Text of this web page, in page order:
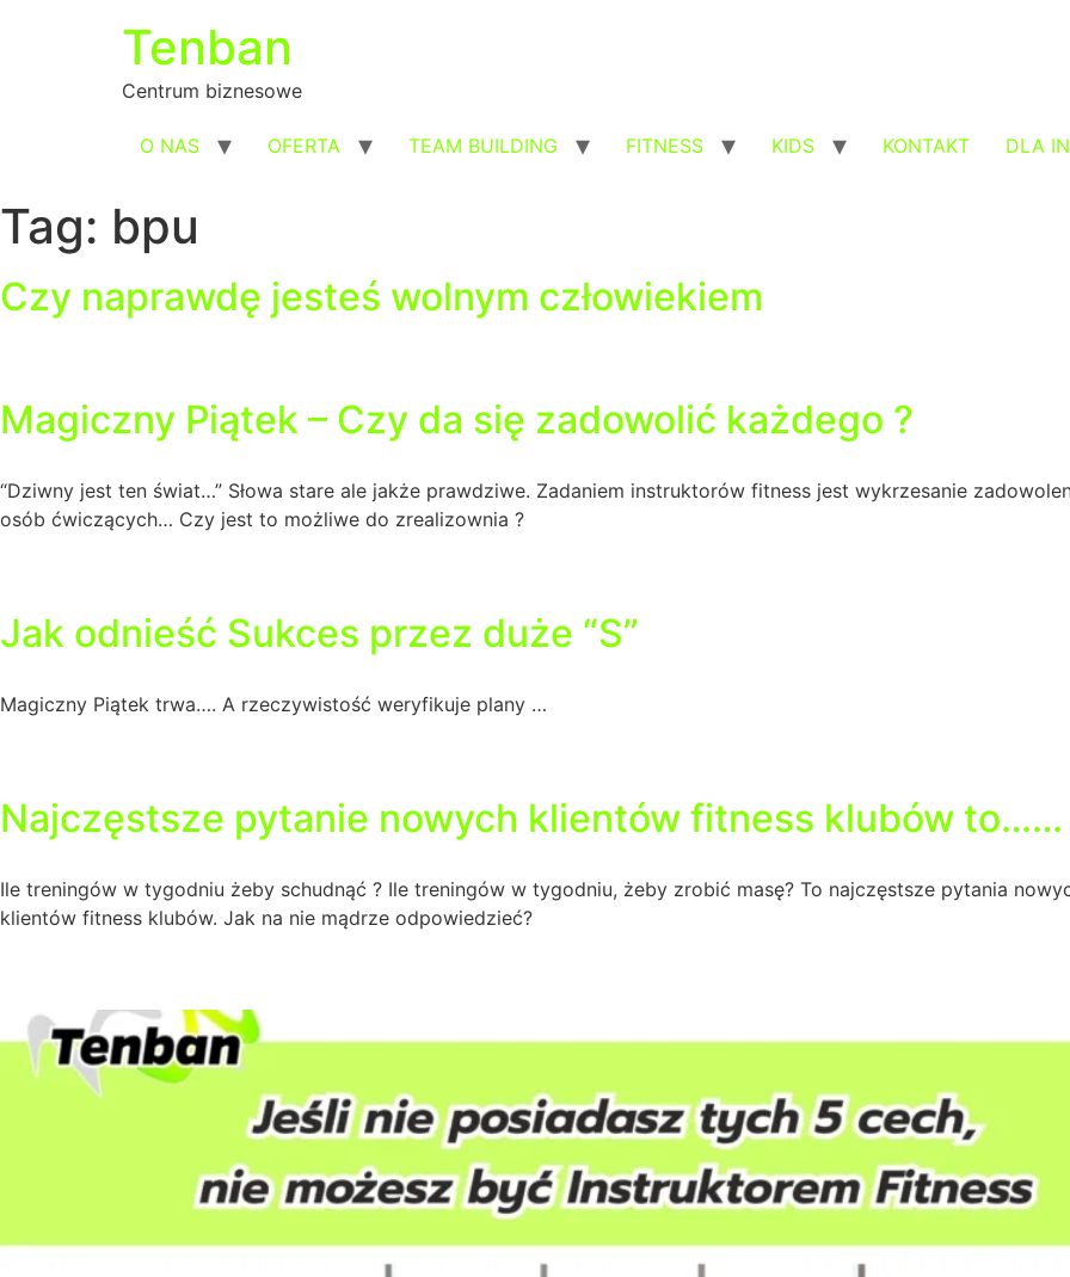
Tenban
Centrum biznesowe
O NAS OFERTA TEAM BUILDING FITNESS KIDS KONTAKT DLA
Tag: bpu
Czy naprawdę jesteś wolnym człowiekiem
Magiczny Piątek – Czy da się zadowolić każdego ?
“Dziwny jest ten świat…” Słowa stare ale jakże prawdziwe. Zadaniem instruktorów fitness jest wykrzesanie
osób ćwiczących… Czy jest to możliwe do zrealizownia ?
Jak odnieść Sukces przez duże “S”
Magiczny Piątek trwa…. A rzeczywistość weryfikuje plany …
Najczęstsze pytanie nowych klientów fitness klubów to……
Ile treningów w tygodniu żeby schudnąć ? Ile treningów w tygodniu, żeby zrobić masę? To najczęstsze pytania
klientów fitness klubów. Jak na nie mądrze odpowiedzieć?